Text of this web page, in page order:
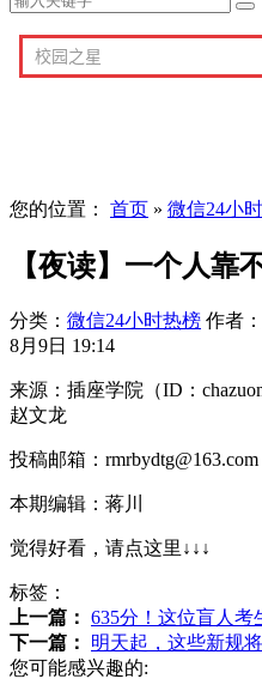
您的位置： 首页 » 微信24小
【夜读】一个人靠
分类： 微信24小时热榜 作者
8月9日 19:14
来源：插座学院（ID：
赵文龙
投稿邮箱：rmrbydtg@163.com
本期编辑：蒋川
觉得好看，请点这里↓↓↓
标签：
上一篇： 635分！这位盲人
下一篇：
明天起，这些新规
您可能感兴趣的: